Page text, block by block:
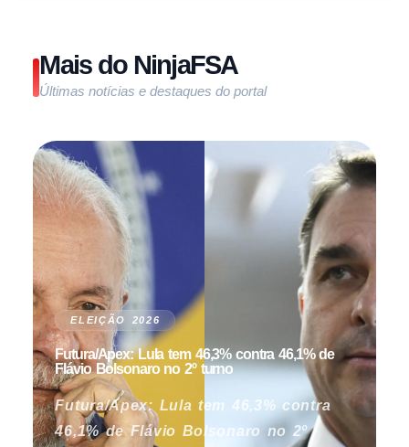
Mais do NinjaFSA
Últimas notícias e destaques do portal
ELEIÇÃO 2026
Futura/Apex: Lula tem 46,3% contra 46,1% de
Flávio Bolsonaro no 2º turno
Futura/Apex: Lula tem 46,3% contra
46,1% de Flávio Bolsonaro no 2º